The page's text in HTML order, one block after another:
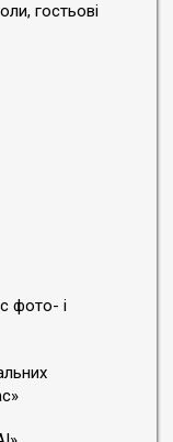
гостьові
фото- і